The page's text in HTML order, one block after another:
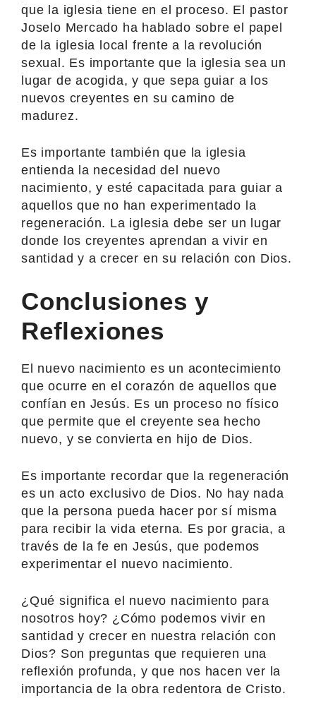
que la iglesia tiene en el proceso. El pastor
Joselo Mercado ha hablado sobre el papel
de la iglesia local frente a la revolución
sexual. Es importante que la iglesia sea un
lugar de acogida, y que sepa guiar a los
nuevos creyentes en su camino de
madurez.
Es importante también que la iglesia
entienda la necesidad del nuevo
nacimiento, y esté capacitada para guiar a
aquellos que no han experimentado la
regeneración. La iglesia debe ser un lugar
donde los creyentes aprendan a vivir en
santidad y a crecer en su relación con Dios.
Conclusiones y
Reflexiones
El nuevo nacimiento es un acontecimiento
que ocurre en el corazón de aquellos que
confían en Jesús. Es un proceso no físico
que permite que el creyente sea hecho
nuevo, y se convierta en hijo de Dios.
Es importante recordar que la regeneración
es un acto exclusivo de Dios. No hay nada
que la persona pueda hacer por sí misma
para recibir la vida eterna. Es por gracia, a
través de la fe en Jesús, que podemos
experimentar el nuevo nacimiento.
¿Qué significa el nuevo nacimiento para
nosotros hoy? ¿Cómo podemos vivir en
santidad y crecer en nuestra relación con
Dios? Son preguntas que requieren una
reflexión profunda, y que nos hacen ver la
importancia de la obra redentora de Cristo.